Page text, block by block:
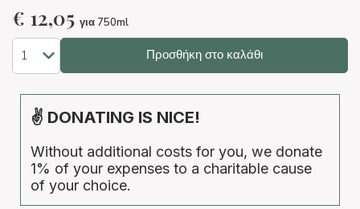
€ 12,05 για 750ml
Προσθήκη στο καλάθι
✌ DONATING IS NICE!
Without additional costs for you, we donate
1% of your expenses to a charitable cause
of your choice.